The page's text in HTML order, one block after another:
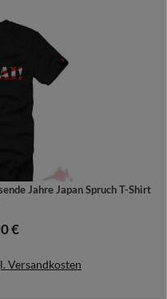
Jahre Japan Spruch T-Shirt
Preis:
€
Versandkosten